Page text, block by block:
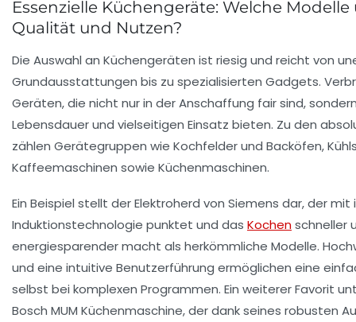
Essenzielle Küchengeräte: Welche
Qualität und Nutzen?
Die Auswahl an Küchengeräten ist riesig und reicht von
Grundausstattungen bis zu spezialisierten Gadgets.
Geräten, die nicht nur in der Anschaffung fair sind,
Lebensdauer und vielseitigen Einsatz bieten. Zu den
zählen Gerätegruppen wie Kochfelder und Backöfen,
Kaffeemaschinen sowie Küchenmaschinen.
Ein Beispiel stellt derElektroherd von Siemens dar, der mit
Induktionstechnologie punktet und das Kochenschneller
energiesparender macht als herkömmliche Modelle.
und eine intuitive Benutzerführung ermöglichen eine
selbst bei komplexen Programmen. Ein weiterer Favorit
Bosch MUM Küchenmaschine, der dank seines robusten